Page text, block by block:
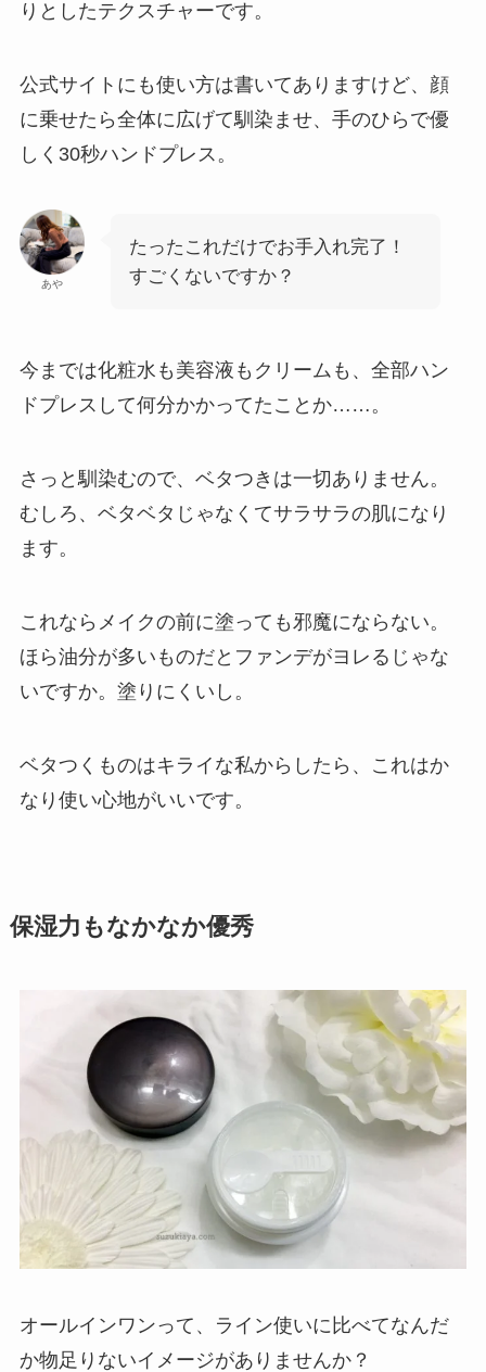
りとしたテクスチャーです。
公式サイトにも使い方は書いてありますけど、顔
に乗せたら全体に広げて馴染ませ、手のひらで優
しく30秒ハンドプレス。
あや
たったこれだけでお手入れ完了！
すごくないですか？
今までは化粧水も美容液もクリームも、全部ハン
ドプレスして何分かかってたことか……。
さっと馴染むので、ベタつきは一切ありません。
むしろ、ベタベタじゃなくてサラサラの肌になり
ます。
これならメイクの前に塗っても邪魔にならない。
ほら油分が多いものだとファンデがヨレるじゃな
いですか。塗りにくいし。
ベタつくものはキライな私からしたら、これはか
なり使い心地がいいです。
保湿力もなかなか優秀
オールインワンって、ライン使いに比べてなんだ
か物足りないイメージがありませんか？